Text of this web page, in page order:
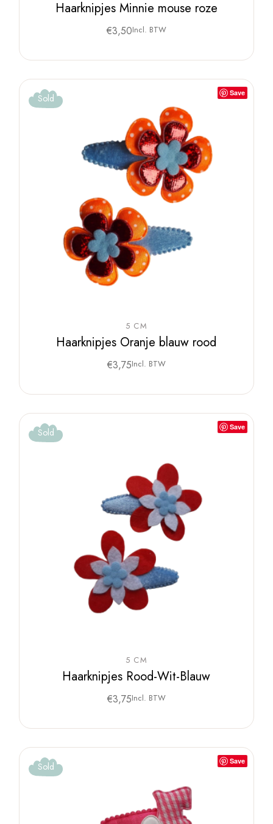
Haarknipjes Minnie mouse roze
€3,50Incl. BTW
Save
Sold
5 CM
Haarknipjes Oranje blauw rood
€3,75Incl. BTW
Save
Sold
5 CM
Haarknipjes Rood-Wit-Blauw
€3,75Incl. BTW
Save
Sold